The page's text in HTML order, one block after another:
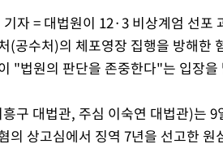
자 = 대법원이 12·3 비상계엄 선포
(공수처)의 체포영장 집행을 방해한
"법원의 판단을 존중한다"는 입장을
구 대법관, 주심 이숙연 대법관)는
의 상고심에서 징역 7년을 선고한 원